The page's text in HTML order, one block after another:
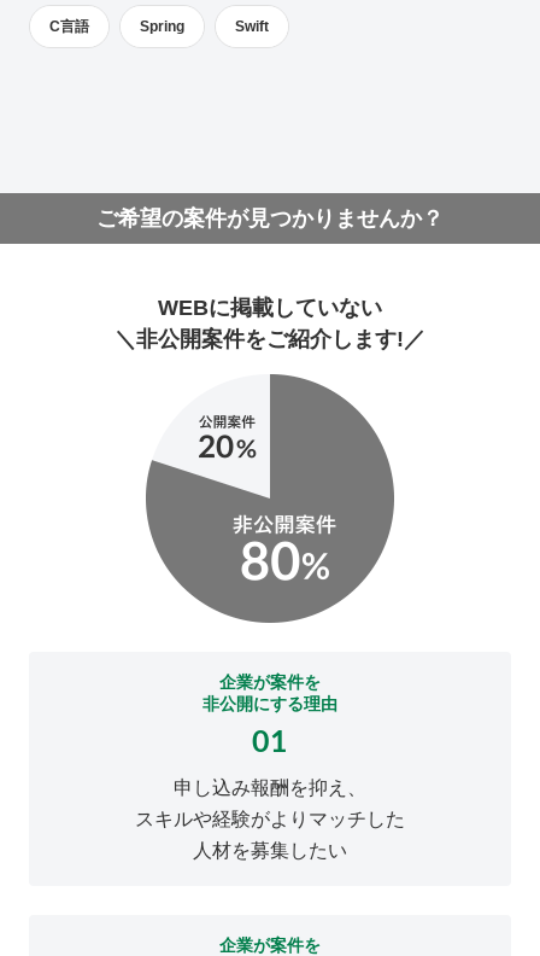
C言語 Spring Swift
ご希望の案件が見つかりませんか？
WEBに掲載していない
＼非公開案件をご紹介します!／
企業が案件を
非公開にする理由
01
申し込み報酬を抑え、
スキルや経験がよりマッチした
人材を募集したい
企業が案件を